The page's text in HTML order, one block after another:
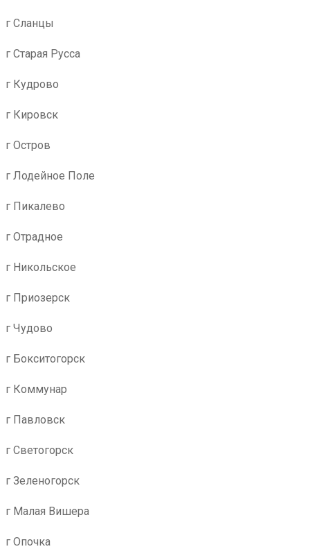
г Сланцы
г Старая Русса
г Кудрово
г Кировск
г Остров
г Лодейное Поле
г Пикалево
г Отрадное
г Никольское
г Приозерск
г Чудово
г Бокситогорск
г Коммунар
г Павловск
г Светогорск
г Зеленогорск
г Малая Вишера
г Опочка